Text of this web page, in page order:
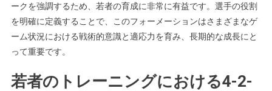
ークを強調するため、若者の育成に非常に有益です。選手の役割
を明確に定義することで、このフォーメーションはさまざまなゲ
ーム状況における戦術的意識と適応力を育み、長期的な成長にと
って重要です。
若者のトレーニングにおける4-2-